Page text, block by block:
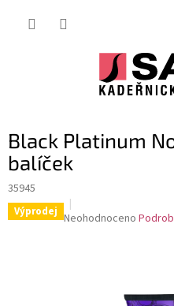
Black Platinum
balíček
35945
Výprodej Průměrné
Neohodnoceno